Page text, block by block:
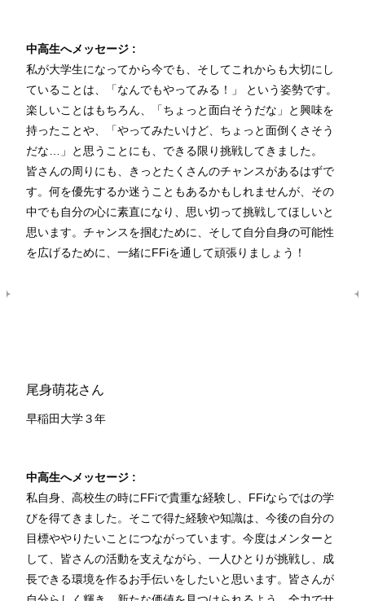
中高生へメッセージ :
私が大学生になってから今でも、そしてこれからも大切にし
ていることは、「なんでもやってみる！」 という姿勢です。
楽しいことはもちろん、「ちょっと面白そうだな」と興味を
持ったことや、「やってみたいけど、ちょっと面倒くさそう
だな…」と思うことにも、できる限り挑戦してきました。
皆さんの周りにも、きっとたくさんのチャンスがあるはずで
す。何を優先するか迷うこともあるかもしれませんが、その
中でも自分の心に素直になり、思い切って挑戦してほしいと
思います。チャンスを掴むために、そして自分自身の可能性
を広げるために、一緒にFFiを通して頑張りましょう！
尾身萌花さん
早稲田大学３年
中高生へメッセージ :
私自身、高校生の時にFFiで貴重な経験し、FFiならではの学
びを得てきました。そこで得た経験や知識は、今後の自分の
目標ややりたいことにつながっています。今度はメンターと
して、皆さんの活動を支えながら、一人ひとりが挑戦し、成
長できる環境を作るお手伝いをしたいと思います。皆さんが